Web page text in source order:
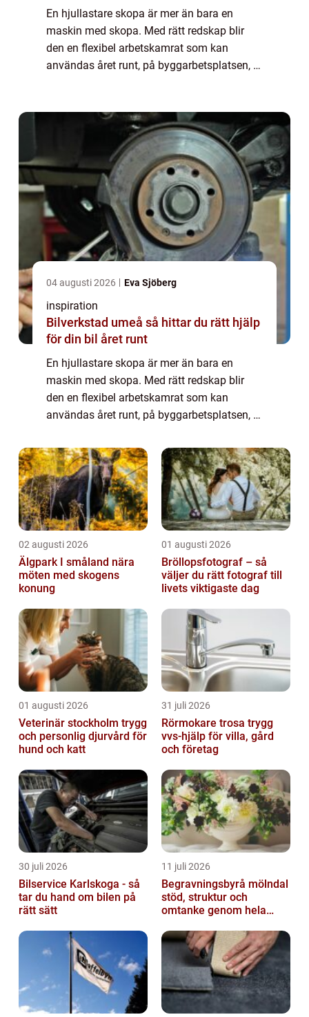
En hjullastare skopa är mer än bara en
maskin med skopa. Med rätt redskap blir
den en flexibel arbetskamrat som kan
användas året runt, på byggarbetsplatsen, i
04 augusti 2026 Eva Sjöberg
inspiration
Bilverkstad umeå så hittar du rätt hjälp
för din bil året runt
En hjullastare skopa är mer än bara en
maskin med skopa. Med rätt redskap blir
den en flexibel arbetskamrat som kan
användas året runt, på byggarbetsplatsen, i
av redskap ...
02 augusti 2026
Älgpark I småland nära
möten med skogens
konung
01 augusti 2026
Bröllopsfotograf – så
väljer du rätt fotograf till
livets viktigaste dag
01 augusti 2026
Veterinär stockholm trygg
och personlig djurvård för
hund och katt
31 juli 2026
Rörmokare trosa trygg
vvs-hjälp för villa, gård
och företag
30 juli 2026
Bilservice Karlskoga - så
tar du hand om bilen på
rätt sätt
11 juli 2026
Begravningsbyrå mölndal
stöd, struktur och
omtanke genom hela